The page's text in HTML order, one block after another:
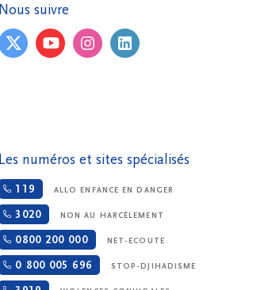
Nous suivre
Les numéros et sites spécialisés
119 ALLO ENFANCE EN DANGER
3020 NON AU HARCÈLEMENT
0800 200 000 NET-ECOUTE
0 800 005 696 STOP-DJIHADISME